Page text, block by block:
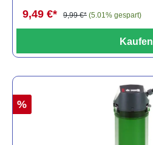
9,49 €* 9,99 €* (5.01% gespart)
Kaufen
%